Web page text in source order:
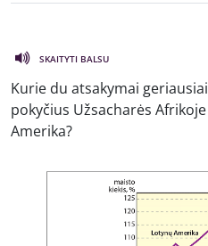
SKAITYTI BALSU
Kurie du atsakymai
pokyčius Užsacharės
Amerika?